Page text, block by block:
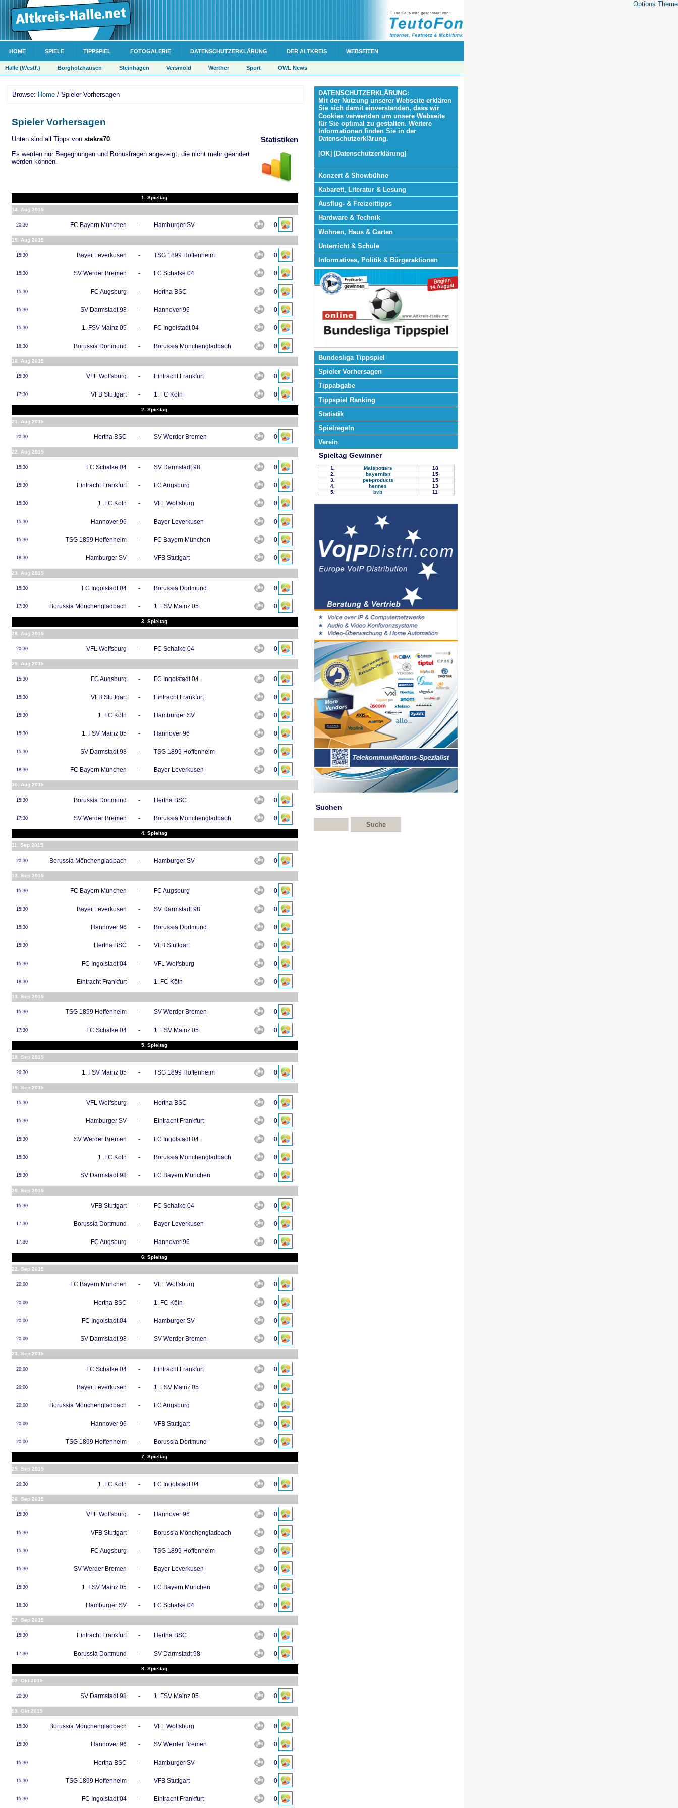
HOME SPIELE TIPPSPIEL FOTOGALERIE DATENSCHUTZERKLÄRUNG DER ALTKREIS WEBSEITEN
Halle (Westf.) Borgholzhausen Steinhagen Versmold Werther Sport OWL News
Browse: Home / Spieler Vorhersagen
Spieler Vorhersagen
Statistiken
Unten sind all Tipps von stekra70.
Es werden nur Begegnungen und Bonusfragen angezeigt, die nicht mehr geändert
werden können.
1. Spieltag
14. Aug 2015
20:30 FC Bayern München - Hamburger SV 0
15. Aug 2015
15:30 Bayer Leverkusen - TSG 1899 Hoffenheim 0
15:30 SV Werder Bremen - FC Schalke 04 0
15:30 FC Augsburg - Hertha BSC 0
15:30 SV Darmstadt 98 - Hannover 96 0
15:30 1. FSV Mainz 05 - FC Ingolstadt 04 0
18:30 Borussia Dortmund - Borussia Mönchengladbach 0
16. Aug 2015
15:30 VFL Wolfsburg - Eintracht Frankfurt 0
17:30 VFB Stuttgart - 1. FC Köln 0
2. Spieltag
21. Aug 2015
20:30 Hertha BSC - SV Werder Bremen 0
22. Aug 2015
15:30 FC Schalke 04 - SV Darmstadt 98 0
15:30 Eintracht Frankfurt - FC Augsburg 0
15:30 1. FC Köln - VFL Wolfsburg 0
15:30 Hannover 96 - Bayer Leverkusen 0
15:30 TSG 1899 Hoffenheim - FC Bayern München 0
18:30 Hamburger SV - VFB Stuttgart 0
23. Aug 2015
15:30 FC Ingolstadt 04 - Borussia Dortmund 0
17:30 Borussia Mönchengladbach - 1. FSV Mainz 05 0
3. Spieltag
28. Aug 2015
20:30 VFL Wolfsburg - FC Schalke 04 0
29. Aug 2015
15:30 FC Augsburg - FC Ingolstadt 04 0
15:30 VFB Stuttgart - Eintracht Frankfurt 0
15:30 1. FC Köln - Hamburger SV 0
15:30 1. FSV Mainz 05 - Hannover 96 0
15:30 SV Darmstadt 98 - TSG 1899 Hoffenheim 0
18:30 FC Bayern München - Bayer Leverkusen 0
30. Aug 2015
15:30 Borussia Dortmund - Hertha BSC 0
17:30 SV Werder Bremen - Borussia Mönchengladbach 0
4. Spieltag
11. Sep 2015
20:30 Borussia Mönchengladbach - Hamburger SV 0
12. Sep 2015
15:30 FC Bayern München - FC Augsburg 0
15:30 Bayer Leverkusen - SV Darmstadt 98 0
15:30 Hannover 96 - Borussia Dortmund 0
15:30 Hertha BSC - VFB Stuttgart 0
15:30 FC Ingolstadt 04 - VFL Wolfsburg 0
18:30 Eintracht Frankfurt - 1. FC Köln 0
13. Sep 2015
15:30 TSG 1899 Hoffenheim - SV Werder Bremen 0
17:30 FC Schalke 04 - 1. FSV Mainz 05 0
5. Spieltag
18. Sep 2015
20:30 1. FSV Mainz 05 - TSG 1899 Hoffenheim 0
19. Sep 2015
15:30 VFL Wolfsburg - Hertha BSC 0
15:30 Hamburger SV - Eintracht Frankfurt 0
15:30 SV Werder Bremen - FC Ingolstadt 04 0
15:30 1. FC Köln - Borussia Mönchengladbach 0
15:30 SV Darmstadt 98 - FC Bayern München 0
20. Sep 2015
15:30 VFB Stuttgart - FC Schalke 04 0
17:30 Borussia Dortmund - Bayer Leverkusen 0
17:30 FC Augsburg - Hannover 96 0
6. Spieltag
22. Sep 2015
20:00 FC Bayern München - VFL Wolfsburg 0
20:00 Hertha BSC - 1. FC Köln 0
20:00 FC Ingolstadt 04 - Hamburger SV 0
20:00 SV Darmstadt 98 - SV Werder Bremen 0
23. Sep 2015
20:00 FC Schalke 04 - Eintracht Frankfurt 0
20:00 Bayer Leverkusen - 1. FSV Mainz 05 0
20:00 Borussia Mönchengladbach - FC Augsburg 0
20:00 Hannover 96 - VFB Stuttgart 0
20:00 TSG 1899 Hoffenheim - Borussia Dortmund 0
7. Spieltag
25. Sep 2015
20:30 1. FC Köln - FC Ingolstadt 04 0
26. Sep 2015
15:30 VFL Wolfsburg - Hannover 96 0
15:30 VFB Stuttgart - Borussia Mönchengladbach 0
15:30 FC Augsburg - TSG 1899 Hoffenheim 0
15:30 SV Werder Bremen - Bayer Leverkusen 0
15:30 1. FSV Mainz 05 - FC Bayern München 0
18:30 Hamburger SV - FC Schalke 04 0
27. Sep 2015
15:30 Eintracht Frankfurt - Hertha BSC 0
17:30 Borussia Dortmund - SV Darmstadt 98 0
8. Spieltag
02. Okt 2015
20:30 SV Darmstadt 98 - 1. FSV Mainz 05 0
03. Okt 2015
15:30 Borussia Mönchengladbach - VFL Wolfsburg 0
15:30 Hannover 96 - SV Werder Bremen 0
15:30 Hertha BSC - Hamburger SV 0
15:30 TSG 1899 Hoffenheim - VFB Stuttgart 0
15:30 FC Ingolstadt 04 - Eintracht Frankfurt 0
DATENSCHUTZERKLÄRUNG:
Mit der Nutzung unserer Webseite erklären
Sie sich damit einverstanden, dass wir
Cookies verwenden um unsere Webseite
für Sie optimal zu gestalten. Weitere
Informationen finden Sie in der
Datenschutzerklärung.
[OK] [Datenschutzerklärung]
Konzert & Showbühne
Kabarett, Literatur & Lesung
Ausflug- & Freizeittipps
Hardware & Technik
Wohnen, Haus & Garten
Unterricht & Schule
Informatives, Politik & Bürgeraktionen
Bundesliga Tippspiel
Spieler Vorhersagen
Tippabgabe
Tippspiel Ranking
Statistik
Spielregeln
Verein
Spieltag Gewinner
1. Maispotters
18
2.
bayernfan
15
3.
pet-products
15
4.
hennes
13
5.
bvb 11
Suchen
Options Theme